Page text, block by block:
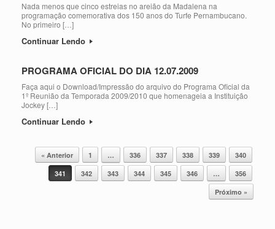
Nada menos que cinco estreias no areião da Madalena na
programação comemorativa dos 150 anos do Turfe Pernambucano.
No primeiro […]
Continuar Lendo
PROGRAMA OFICIAL DO DIA 12.07.2009
Faça aqui o Download/Impressão do arquivo do Programa Oficial da
1º Reunião da Temporada 2009/2010 que homenageia a Instituição
Jockey […]
Continuar Lendo
Post navigation
« Anterior 1 … 336 337 338 339
340
341
342 343 344 345 346 …
356
Próximo »